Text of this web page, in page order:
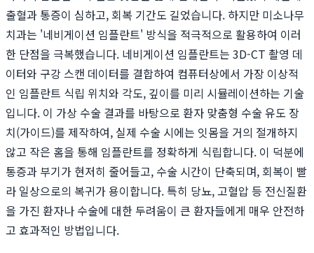
출혈과 통증이 심하고, 회복 기간도 길었습니다. 하지만 미소나무
치과는 '네비게이션 임플란트' 방식을 적극적으로 활용하여 이러
한 단점을 극복했습니다. 네비게이션 임플란트는 3D-CT 촬영 데
이터와 구강 스캔 데이터를 결합하여 컴퓨터상에서 가장 이상적
인 임플란트 식립 위치와 각도, 깊이를 미리 시뮬레이션하는 기술
입니다. 이 가상 수술 결과를 바탕으로 환자 맞춤형 수술 유도 장
치(가이드)를 제작하여, 실제 수술 시에는 잇몸을 거의 절개하지
않고 작은 홈을 통해 임플란트를 정확하게 식립합니다. 이 덕분에
통증과 부기가 현저히 줄어들고, 수술 시간이 단축되며, 회복이 빨
라 일상으로의 복귀가 용이합니다. 특히 당뇨, 고혈압 등 전신질환
을 가진 환자나 수술에 대한 두려움이 큰 환자들에게 매우 안전하
고 효과적인 방법입니다.